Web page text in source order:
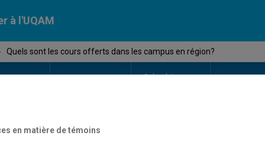
à l'UQAM
Quels sont les cours offerts dans les campus en région?
Calendriers
en matière de témoins